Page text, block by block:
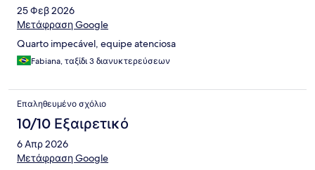
25 Φεβ 2026
Μετάφραση Google
Quarto impecável, equipe atenciosa
Fabiana, ταξίδι 3 διανυκτερεύσεων
Επαληθευμένο σχόλιο
10/10 Εξαιρετικό
6 Απρ 2026
Μετάφραση Google